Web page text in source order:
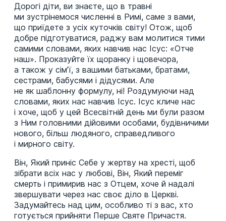
Дорогі діти, ви знаєте, що в травні
ми зустрінемося численні в Римі, саме з вами,
що приїдете з усіх куточків світу! Отож, щоб
добре підготуватися, раджу вам молитися тими
самими словами, яких навчив нас Ісус: «Отче
наш». Проказуйте їх щоранку і щовечора,
а також у сім’ї, з вашими батьками, братами,
сестрами, бабусями і дідусями. Але
не як шаблонну формулу, ні! Роздумуючи над
словами, яких нас навчив Ісус. Ісус кличе нас
і хоче, щоб у цей Всесвітній день ми були разом
з Ним головними дійовими особами, будівничими
нового, більш людяного, справедливого
і мирного світу.
Він, Який приніс Себе у жертву на хресті, щоб
зібрати всіх нас у любові, Він, Який переміг
смерть і примирив нас з Отцем, хоче й надалі
звершувати через нас своє діло в Церкві.
Задумайтесь над цим, особливо ті з вас, хто
готується прийняти Перше Святе Причастя.